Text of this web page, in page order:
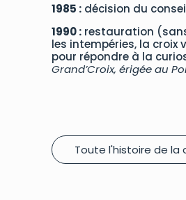
1985 : décision du
1990 : restauration
les intempéries, la croix
pour répondre à la
Grand’Croix, érigée au
Toute l'histoire de la